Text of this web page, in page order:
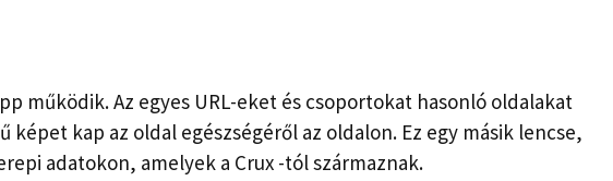
működik. Az egyes URL-eket és csoportokat hasonló oldalakat
képet kap az oldal egészségéről az oldalon. Ez egy másik lencse,
adatokon, amelyek a Crux -tól származnak.